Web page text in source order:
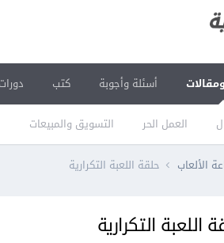
العمل الحر التسويق والمبيعات
أسئلة وأجوبة كتب
الألعاب حلقة اللعبة التكرارية
اللعبة التكرارية